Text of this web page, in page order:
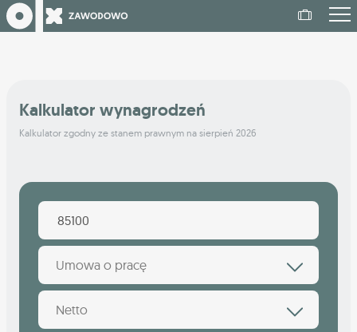
Kalkulator wynagrodzeń
Kalkulator zgodny ze stanem prawnym na sierpień 2026
Umowa o pracę
Netto